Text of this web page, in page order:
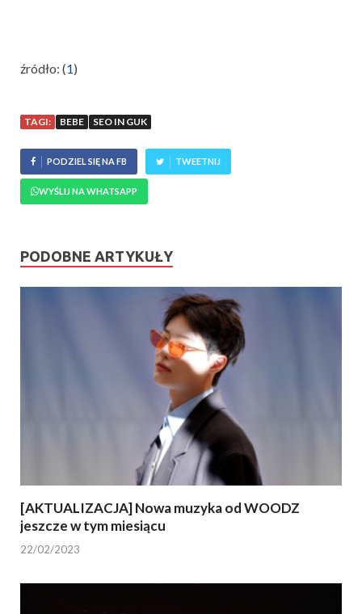
źródło: (1)
TAGI: BEBE SEO IN GUK
PODZIEL SIĘ NA FB TWEETNIJ
WYŚLIJ NA WHATSAPP
PODOBNE ARTYKUŁY
[AKTUALIZACJA] Nowa muzyka od WOODZ
jeszcze w tym miesiącu
22/02/2023